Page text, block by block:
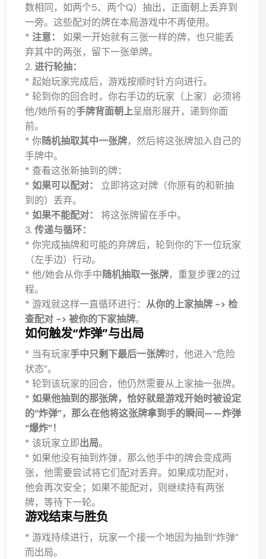
数相同，如两个5、两个Q）抽出，正面朝上丢弃到
一旁。这些配对的牌在本局游戏中不再使用。
* 注意：
如果一开始就有三张一样的牌，也只能丢
弃其中的两张，留下一张单牌。
2.进行轮抽：
* 起始玩家完成后，游戏按顺时针方向进行。
* 轮到你的回合时，你右手边的玩家（上家）必须将
他/她所有的手牌背面朝上呈扇形展开，递到你面
前。
* 你随机抽取其中一张牌，然后将这张牌加入自己的
手牌中。
* 查看这张新抽到的牌：
* 如果可以配对：
立即将这对牌（你原有的和新抽
到的）丢弃。
* 如果不能配对：
将这张牌留在手中。
3.传递与循环：
* 你完成抽牌和可能的弃牌后，轮到你的下一位玩家
（左手边）行动。
* 他/她会从你手中随机抽取一张牌，重复步骤2的过
程。
* 游戏就这样一直循环进行： 从你的上家抽牌 -> 检
查配对 -> 被你的下家抽牌。
如何触发“炸弹”与出局
* 当有玩家手中只剩下最后一张牌时，他进入“危险
状态”。
* 轮到该玩家的回合，他仍然需要从上家抽一张牌。
* 如果他抽到的那张牌，恰好就是游戏开始时被设定
的“炸弹”，那么在他将这张牌拿到手的瞬间——炸弹
“爆炸”！
* 该玩家立即出局。
* 如果他没有抽到炸弹，那么他手中的牌会变成两
张，他需要尝试将它们配对丢弃。如果成功配对，
他会再次安全；如果不能配对，则继续持有两张
牌，等待下一轮。
游戏结束与胜负
* 游戏持续进行，玩家一个接一个地因为抽到“炸弹”
而出局。